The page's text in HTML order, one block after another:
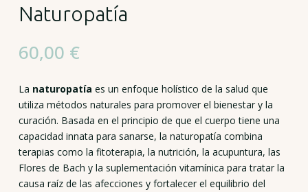
Naturopatía
60,00 €
La naturopatía es un enfoque holístico de la salud que
utiliza métodos naturales para promover el bienestar y la
curación. Basada en el principio de que el cuerpo tiene una
capacidad innata para sanarse, la naturopatía combina
terapias como la fitoterapia, la nutrición, la acupuntura, las
Flores de Bach y la suplementación vitamínica para tratar la
causa raíz de las afecciones y fortalecer el equilibrio del